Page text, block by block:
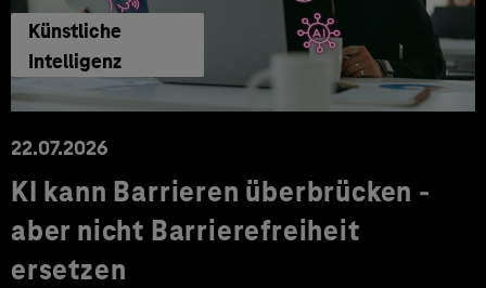
Künstliche
Intelligenz
22.07.2026
KI kann Barrieren überbrücken -
aber nicht Barrierefreiheit
ersetzen